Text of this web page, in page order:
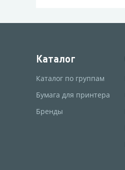
Каталог
Каталог по группам
Бумага для принтера
Бренды